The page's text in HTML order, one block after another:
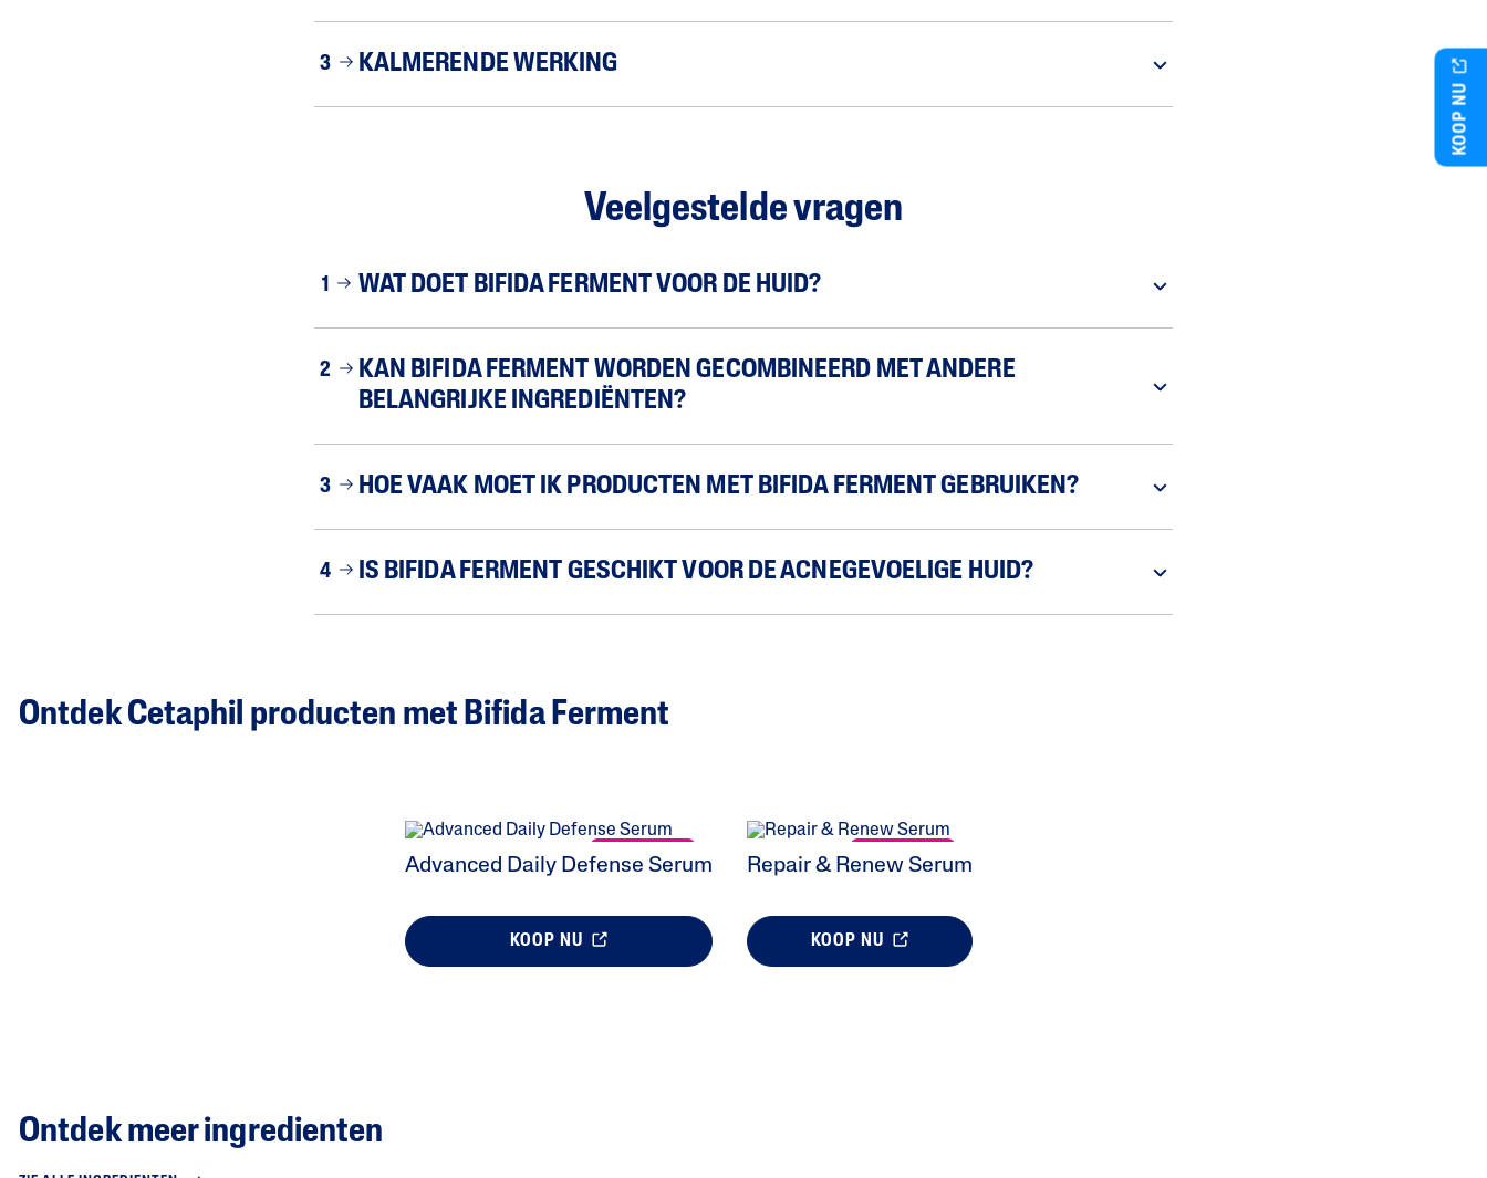
3 KALMERENDE WERKING
Veelgestelde vragen
1 WAT DOET BIFIDA FERMENT VOOR DE HUID?
2
KAN BIFIDA FERMENT WORDEN GECOMBINEERD MET ANDERE
BELANGRIJKE INGREDIËNTEN?
3 HOE VAAK MOET IK PRODUCTEN MET BIFIDA FERMENT GEBRUIKEN?
4 IS BIFIDA FERMENT GESCHIKT VOOR DE ACNEGEVOELIGE HUID?
Ontdek Cetaphil producten met Bifida Ferment
NIEUW
Advanced Daily Defense Serum
KOOP NU
NIEUW
Repair & Renew Serum
KOOP NU
Ontdek meer ingredienten
KOOP NU